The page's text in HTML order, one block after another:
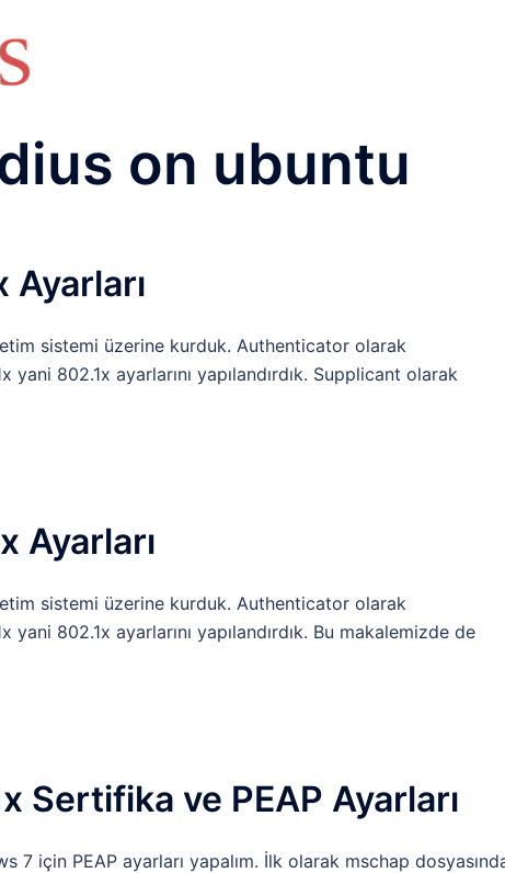
on ubuntu
sistemi üzerine kurduk. Authenticator olarak
802.1x ayarlarını yapılandırdık. Supplicant olarak
Ayarları
sistemi üzerine kurduk. Authenticator olarak
802.1x ayarlarını yapılandırdık. Bu makalemizde de
Sertifika ve PEAP Ayarları
7 için PEAP ayarları yapalım. İlk olarak mschap